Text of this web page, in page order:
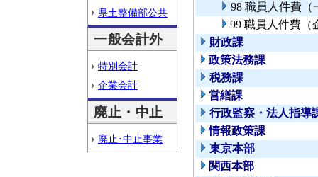
県土整備部公共
一般会計外
特別会計
企業会計
廃止・中止
廃止･中止事業
98 職員人件費（
99 職員人件費（
財政課
政策法務課
税務課
営繕課
行政監察・法人指導
情報政策課
東京本部
関西本部